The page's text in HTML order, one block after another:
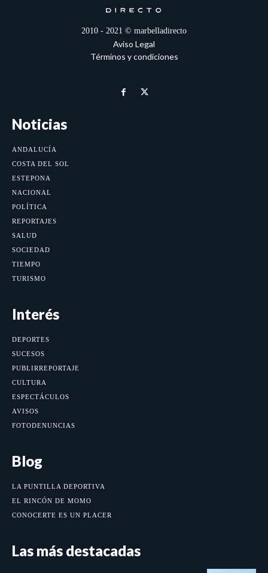
2010 - 2021 © marbelladirecto
Aviso Legal
Términos y condiciones
Noticias
ANDALUCÍA
COSTA DEL SOL
ESTEPONA
NACIONAL
POLÍTICA
REPORTAJES
SALUD
SOCIEDAD
TIEMPO
TURISMO
Interés
DEPORTES
SUCESOS
PUBLIRREPORTAJE
CULTURA
ESPECTÁCULOS
AVISOS
FOTODENUNCIAS
Blog
LA PUNTILLA DEPORTIVA
EL RINCÓN DE MOMO
CONOCERTE ES UN PLACER
Las más destacadas